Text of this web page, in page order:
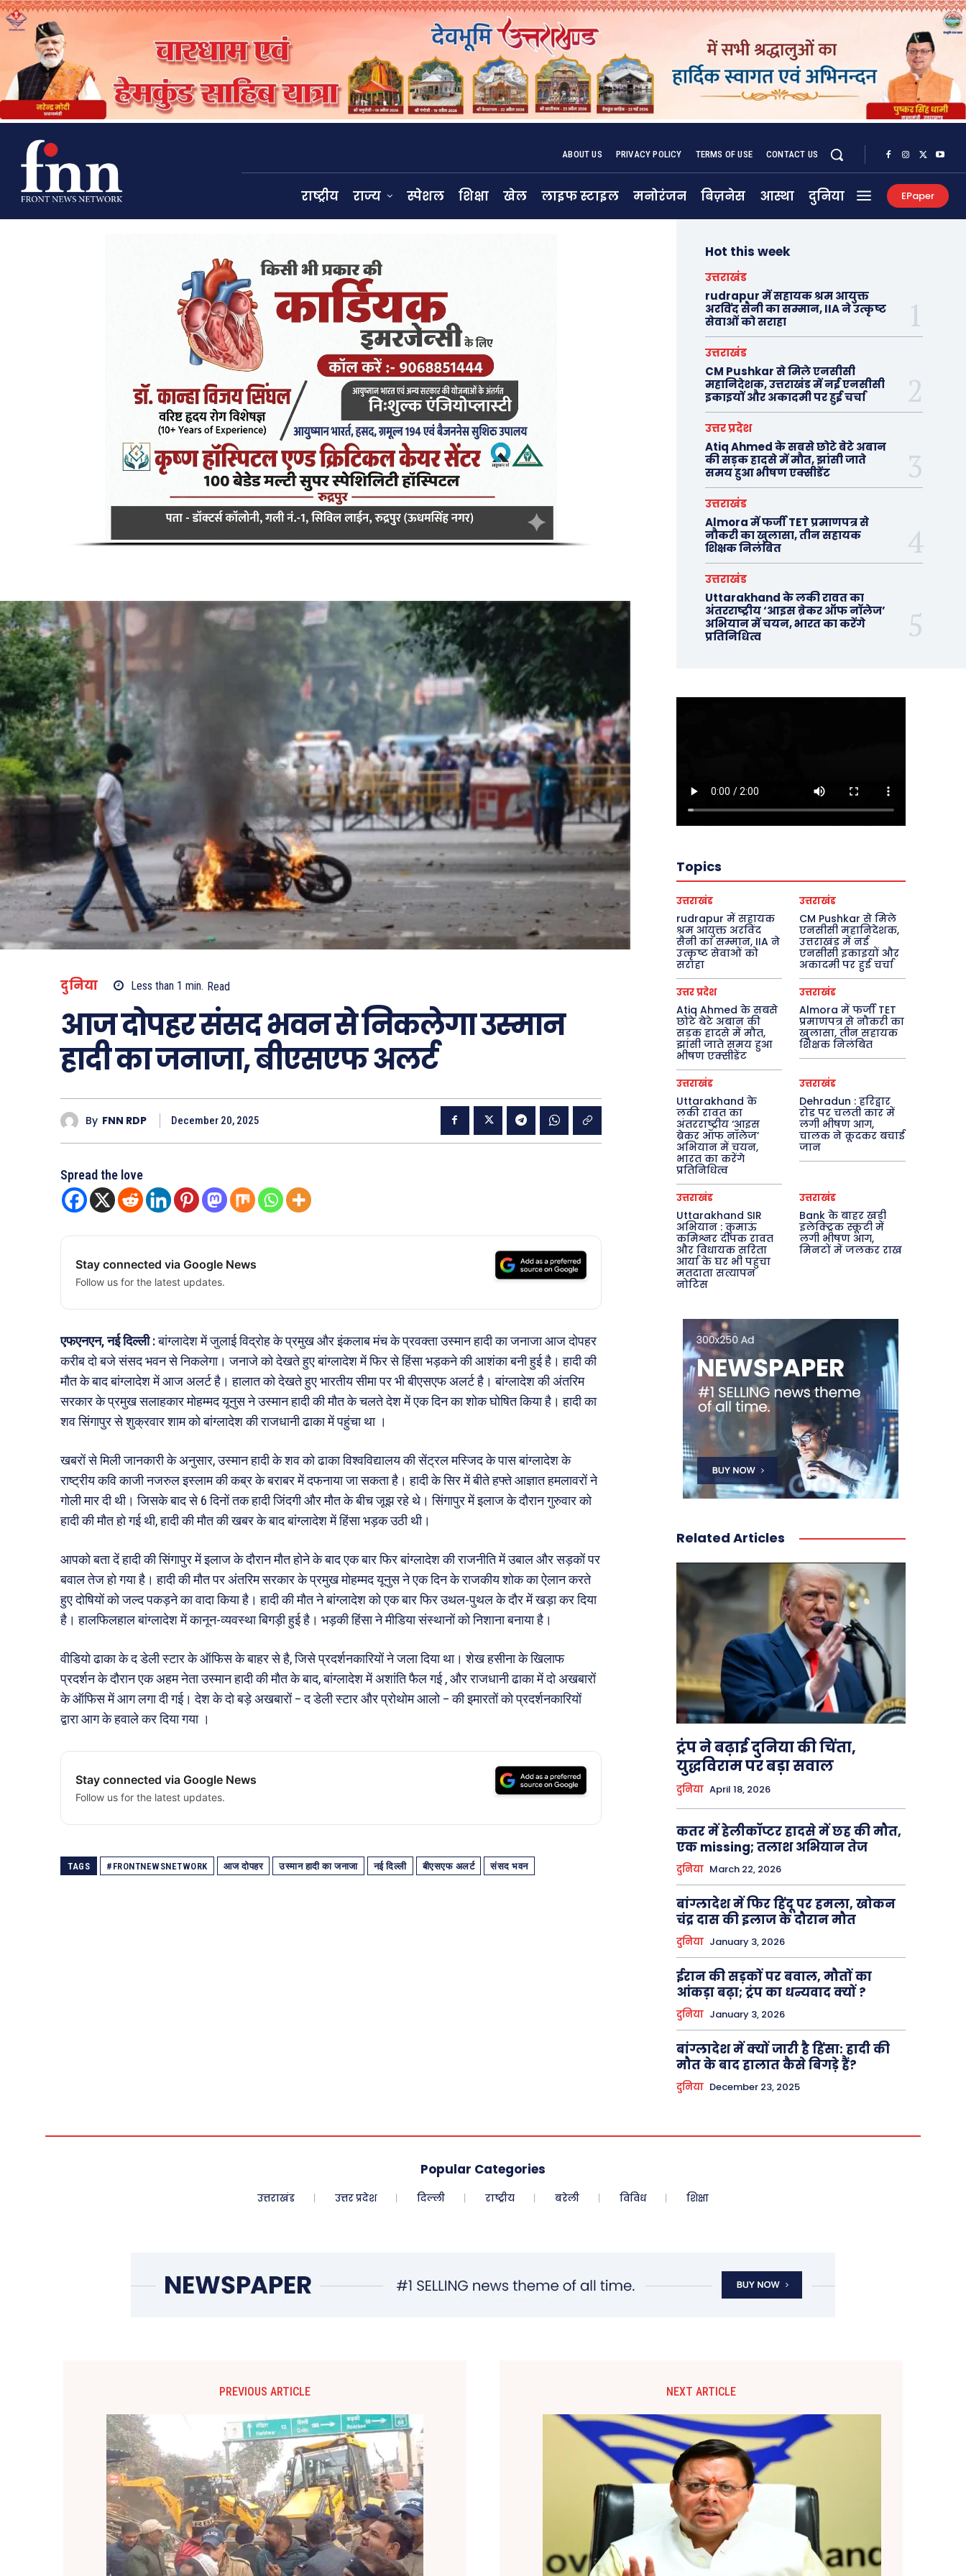
ABOUT US PRIVACY POLICY TERMS OF USE CONTACT US
राष्ट्रीय राज्य स्पेशल शिक्षा खेल लाइफ स्टाइल मनोरंजन बिज़नेस आस्था दुनिया EPaper
दुनिया Less than 1 min. Read
आज दोपहर संसद भवन से निकलेगा उस्मान
हादी का जनाजा, बीएसएफ अलर्ट
By FNN RDP December 20, 2025
Spread the love
Stay connected via Google News
Follow us for the latest updates.
एफएनएन, नई दिल्ली :बांग्लादेश में जुलाई विद्रोह के प्रमुख और इंकलाब मंच के प्रवक्ता उस्मान हादी का जनाजा आज दोपहर
करीब दो बजे संसद भवन से निकलेगा। जनाजे को देखते हुए बांग्लादेश में फिर से हिंसा भड़कने की आशंका बनी हुई है। हादी की
मौत के बाद बांग्लादेश में आज अलर्ट है। हालात को देखते हुए भारतीय सीमा पर भी बीएसएफ अलर्ट है। बांग्लादेश की अंतरिम
सरकार के प्रमुख सलाहकार मोहम्मद यूनुस ने उस्मान हादी की मौत के चलते देश में एक दिन का शोक घोषित किया है। हादी का
शव सिंगापुर से शुक्रवार शाम को बांग्लादेश की राजधानी ढाका में पहुंचा था ।
खबरों से मिली जानकारी के अनुसार, उस्मान हादी के शव को ढाका विश्वविद्यालय की सेंट्रल मस्जिद के पास बांग्लादेश के
राष्ट्रीय कवि काजी नजरुल इस्लाम की कब्र के बराबर में दफनाया जा सकता है। हादी के सिर में बीते हफ्ते आज्ञात हमलावरों ने
गोली मार दी थी। जिसके बाद से 6 दिनों तक हादी जिंदगी और मौत के बीच जूझ रहे थे। सिंगापुर में इलाज के दौरान गुरुवार को
हादी की मौत हो गई थी, हादी की मौत की खबर के बाद बांग्लादेश में हिंसा भड़क उठी थी।
आपको बता दें हादी की सिंगापुर में इलाज के दौरान मौत होने के बाद एक बार फिर बांग्लादेश की राजनीति में उबाल और सड़कों पर
बवाल तेज हो गया है। हादी की मौत पर अंतरिम सरकार के प्रमुख मोहम्मद यूनुस ने एक दिन के राजकीय शोक का ऐलान करते
हुए दोषियों को जल्द पकड़ने का वादा किया है। हादी की मौत ने बांग्लादेश को एक बार फिर उथल-पुथल के दौर में खड़ा कर दिया
है। हालफिलहाल बांग्लादेश में कानून-व्यवस्था बिगड़ी हुई है। भड़की हिंसा ने मीडिया संस्थानों को निशाना बनाया है।
वीडियो ढाका के द डेली स्टार के ऑफिस के बाहर से है, जिसे प्रदर्शनकारियों ने जला दिया था। शेख हसीना के खिलाफ
प्रदर्शन के दौरान एक अहम नेता उस्मान हादी की मौत के बाद, बांग्लादेश में अशांति फैल गई , और राजधानी ढाका में दो अखबारों
के ऑफिस में आग लगा दी गई। देश के दो बड़े अखबारों – द डेली स्टार और प्रोथोम आलो – की इमारतों को प्रदर्शनकारियों
द्वारा आग के हवाले कर दिया गया ।
Stay connected via Google News
Follow us for the latest updates.
TAGS #FRONTNEWSNETWORK आज दोपहर उस्मान हादी का जनाजा नई दिल्ली बीएसएफ अलर्ट संसद भवन
Hot this week
उत्तराखंड
rudrapur में सहायक श्रम आयुक्त
अरविंद सैनी का सम्मान, IIA ने उत्कृष्ट
सेवाओं को सराहा
उत्तराखंड
CM Pushkar से मिले एनसीसी
महानिदेशक, उत्तराखंड में नई एनसीसी
इकाइयों और अकादमी पर हुई चर्चा
उत्तर प्रदेश
Atiq Ahmed के सबसे छोटे बेटे अबान
की सड़क हादसे में मौत, झांसी जाते
समय हुआ भीषण एक्सीडेंट
उत्तराखंड
Almora में फर्जी TET प्रमाणपत्र से
नौकरी का खुलासा, तीन सहायक
शिक्षक निलंबित
उत्तराखंड
Uttarakhand के लकी रावत का
अंतरराष्ट्रीय ‘आइस ब्रेकर ऑफ नॉलेज’
अभियान में चयन, भारत का करेंगे
प्रतिनिधित्व
Topics
उत्तराखंड
rudrapur में सहायक
श्रम आयुक्त अरविंद
सैनी का सम्मान, IIA ने
उत्कृष्ट सेवाओं को
सराहा
उत्तराखंड
CM Pushkar से मिले
एनसीसी महानिदेशक,
उत्तराखंड में नई
एनसीसी इकाइयों और
अकादमी पर हुई चर्चा
उत्तर प्रदेश
Atiq Ahmed के सबसे
छोटे बेटे अबान की
सड़क हादसे में मौत,
झांसी जाते समय हुआ
भीषण एक्सीडेंट
उत्तराखंड
Almora में फर्जी TET
प्रमाणपत्र से नौकरी का
खुलासा, तीन सहायक
शिक्षक निलंबित
उत्तराखंड
Uttarakhand के
लकी रावत का
अंतरराष्ट्रीय ‘आइस
ब्रेकर ऑफ नॉलेज’
अभियान में चयन,
भारत का करेंगे
प्रतिनिधित्व
उत्तराखंड
Dehradun : हरिद्वार
रोड पर चलती कार में
लगी भीषण आग,
चालक ने कूदकर बचाई
जान
उत्तराखंड
Uttarakhand SIR
अभियान : कुमाऊं
कमिश्नर दीपक रावत
और विधायक सरिता
आर्या के घर भी पहुंचा
मतदाता सत्यापन
नोटिस
उत्तराखंड
Bank के बाहर खड़ी
इलेक्ट्रिक स्कूटी में
लगी भीषण आग,
मिनटों में जलकर राख
Related Articles
ट्रंप ने बढ़ाई दुनिया की चिंता,
युद्धविराम पर बड़ा सवाल
दुनिया April 18, 2026
कतर में हेलीकॉप्टर हादसे में छह की मौत,
एक missing; तलाश अभियान तेज
दुनिया March 22, 2026
बांग्लादेश में फिर हिंदू पर हमला, खोकन
चंद्र दास की इलाज के दौरान मौत
दुनिया January 3, 2026
ईरान की सड़कों पर बवाल, मौतों का
आंकड़ा बढ़ा; ट्रंप का धन्यवाद क्यों ?
दुनिया January 3, 2026
बांग्लादेश में क्यों जारी है हिंसा: हादी की
मौत के बाद हालात कैसे बिगड़े हैं?
दुनिया December 23, 2025
Popular Categories
उत्तराखंड उत्तर प्रदेश दिल्ली राष्ट्रीय बरेली विविध शिक्षा
PREVIOUS ARTICLE NEXT ARTICLE